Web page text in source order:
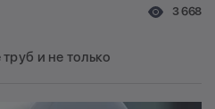
3 668
и не только